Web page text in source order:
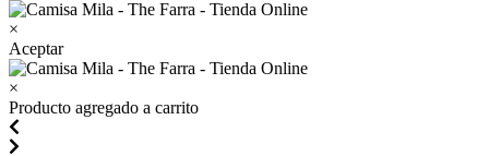
×
Aceptar
×
Producto agregado a carrito